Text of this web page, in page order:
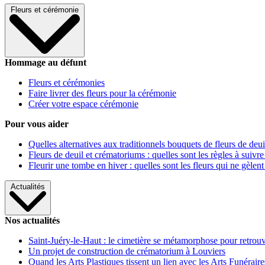
Fleurs et cérémonie
Hommage au défunt
Fleurs et cérémonies
Faire livrer des fleurs pour la cérémonie
Créer votre espace cérémonie
Pour vous aider
Quelles alternatives aux traditionnels bouquets de fleurs de
Fleurs de deuil et crématoriums : quelles sont les règles à
Fleurir une tombe en hiver : quelles sont les fleurs qui ne gèlent
Actualités
Nos actualités
Saint-Juéry-le-Haut : le cimetière se métamorphose pour
Un projet de construction de crématorium à Louviers
Quand les Arts Plastiques tissent un lien avec les Arts